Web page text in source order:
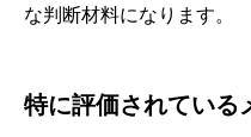
な判断材料になります。
特に評価されている